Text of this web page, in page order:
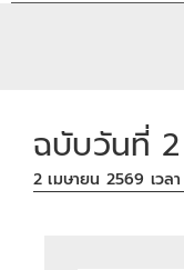
ฉบับวันที่
2 เมษายน 2569 เวล